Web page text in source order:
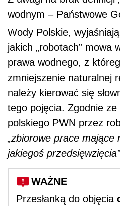
wodnym – Państwowe
Wody Polskie, wyjaśniają
jakich „robotach” mowa
prawa wodnego, z
zmniejszenie naturalnej
należy kierować się
tego pojęcia. Zgodnie ze
polskiego PWN przez
„zbiorowe prace mające
jakiegoś przedsięwzięcia”
WAŻNE
Przesłanką do objęcia